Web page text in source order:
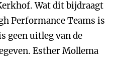
Wat dit bijdraagt
Performance Teams is
geen uitleg van de
Esther Mollema